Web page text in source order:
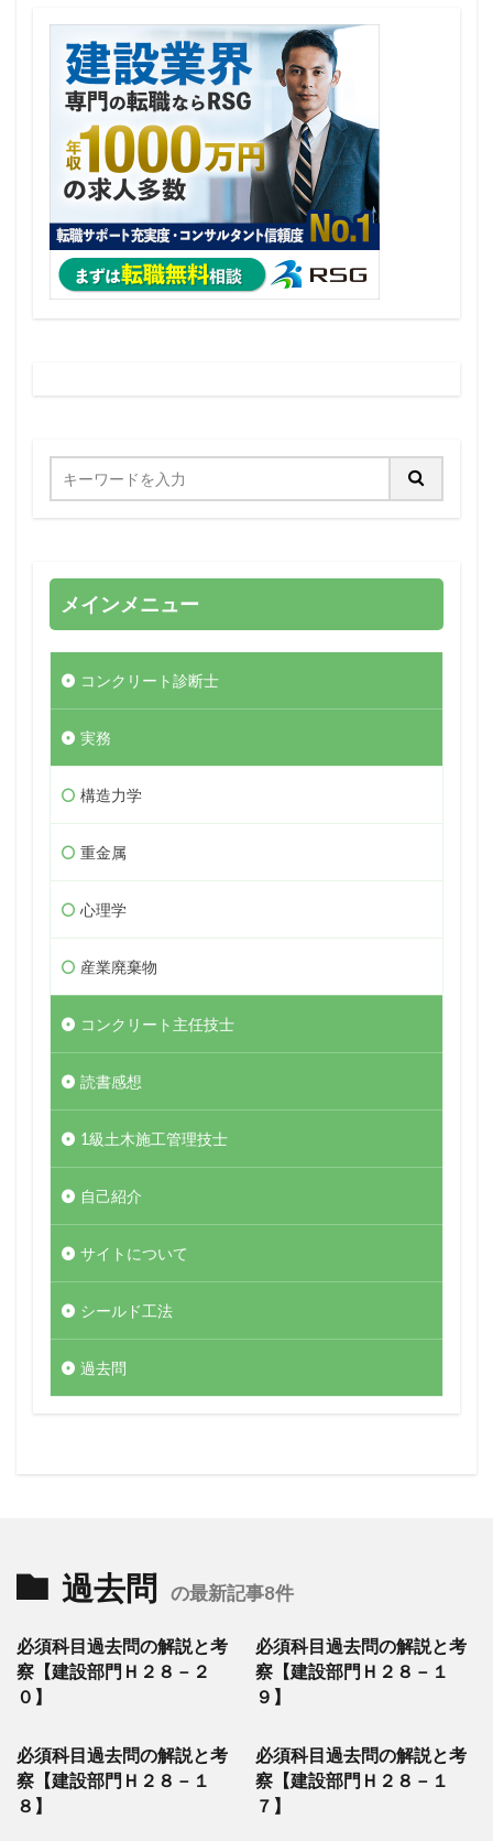
メインメニュー
コンクリート診断士
実務
構造力学
重金属
心理学
産業廃棄物
コンクリート主任技士
読書感想
1級土木施工管理技士
自己紹介
サイトについて
シールド工法
過去問
過去問 の最新記事8件
必須科目過去問の解説と考
察【建設部門Ｈ２８－２
０】
必須科目過去問の解説と考
察【建設部門Ｈ２８－１
９】
必須科目過去問の解説と考
察【建設部門Ｈ２８－１
８】
必須科目過去問の解説と考
察【建設部門Ｈ２８－１
７】